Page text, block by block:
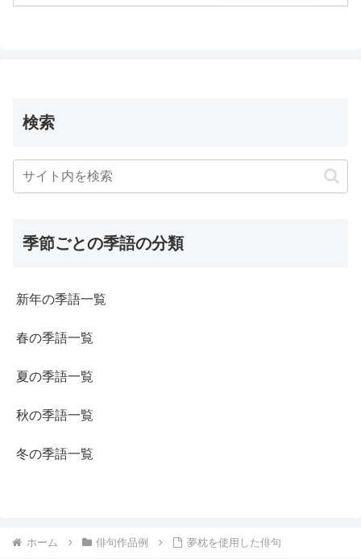
検索
季節ごとの季語の分類
新年の季語一覧
春の季語一覧
夏の季語一覧
秋の季語一覧
冬の季語一覧
ホーム 俳句作品例 夢枕を使用した俳句